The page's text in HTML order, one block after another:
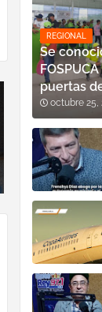
REGIONAL
Se
puertas
octubre 25,